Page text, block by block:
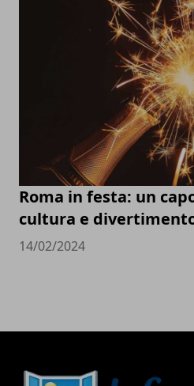
Roma in festa: un
cultura e
14/02/2024